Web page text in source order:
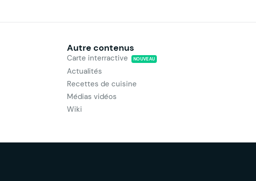
Autre contenus
Carte interractive NOUVEAU
Actualités
Recettes de cuisine
Médias vidéos
Wiki